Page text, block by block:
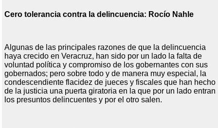
Cero tolerancia contra la delincuencia: Rocío Nahle
Algunas de las principales razones de que la delincuencia
haya crecido en Veracruz, han sido por un lado la falta de
voluntad política y compromiso de los gobernantes con sus
gobernados; pero sobre todo y de manera muy especial, la
condescendiente flacidez de jueces y fiscales que han hecho
de la justicia una puerta giratoria en la que por un lado entran
los presuntos delincuentes y por el otro salen.